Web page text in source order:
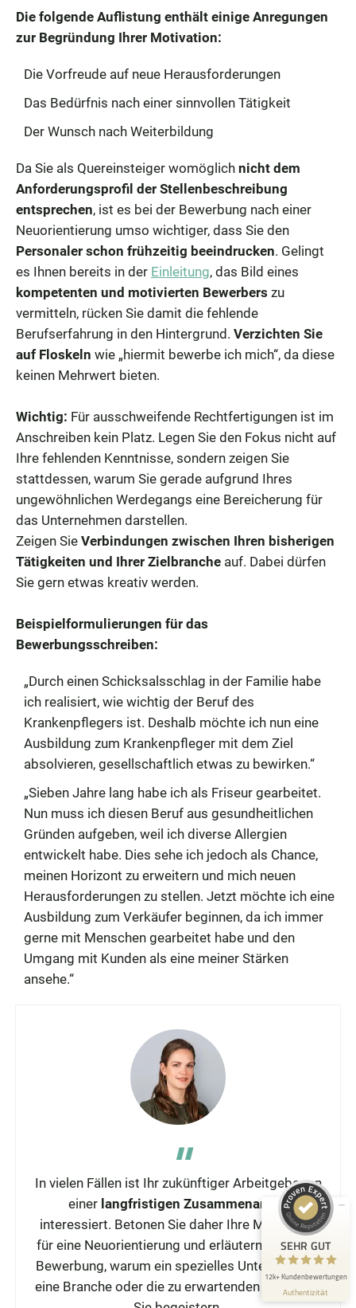
Die folgende Auflistung enthält einige Anregungen
zur Begründung Ihrer Motivation:
Die Vorfreude auf neue Herausforderungen
Das Bedürfnis nach einer sinnvollen Tätigkeit
Der Wunsch nach Weiterbildung
Da Sie als Quereinsteiger womöglich nicht dem
Anforderungsprofil der Stellenbeschreibung
entsprechen, ist es bei der Bewerbung nach einer
Neuorientierung umso wichtiger, dass Sie den
Personaler schon frühzeitig beeindrucken. Gelingt
es Ihnen bereits in der Einleitung, das Bild eines
kompetenten und motivierten Bewerbers zu
vermitteln, rücken Sie damit die fehlende
Berufserfahrung in den Hintergrund. Verzichten Sie
auf Floskeln wie „hiermit bewerbe ich mich“, da diese
keinen Mehrwert bieten.
Wichtig: Für ausschweifende Rechtfertigungen ist im
Anschreiben kein Platz. Legen Sie den Fokus nicht auf
Ihre fehlenden Kenntnisse, sondern zeigen Sie
stattdessen, warum Sie gerade aufgrund Ihres
ungewöhnlichen Werdegangs eine Bereicherung für
das Unternehmen darstellen.
Zeigen Sie Verbindungen zwischen Ihren bisherigen
Tätigkeiten und Ihrer Zielbranche auf. Dabei dürfen
Sie gern etwas kreativ werden.
Beispielformulierungen für das
Bewerbungsschreiben:
„Durch einen Schicksalsschlag in der Familie habe
ich realisiert, wie wichtig der Beruf des
Krankenpflegers ist. Deshalb möchte ich nun eine
Ausbildung zum Krankenpfleger mit dem Ziel
absolvieren, gesellschaftlich etwas zu bewirken.“
„Sieben Jahre lang habe ich als Friseur gearbeitet.
Nun muss ich diesen Beruf aus gesundheitlichen
Gründen aufgeben, weil ich diverse Allergien
entwickelt habe. Dies sehe ich jedoch als Chance,
meinen Horizont zu erweitern und mich neuen
Herausforderungen zu stellen. Jetzt möchte ich eine
Ausbildung zum Verkäufer beginnen, da ich immer
gerne mit Menschen gearbeitet habe und den
Umgang mit Kunden als eine meiner Stärken
ansehe.“
In vielen Fällen ist Ihr zukünftiger Arbeitgeber an
einer langfristigen Zusammenarbeit
interessiert. Betonen Sie daher Ihre Motivation
für eine Neuorientierung und erläutern Sie in der
Bewerbung, warum ein spezielles Unternehmen,
eine Branche oder die zu erwartenden Aufgaben
SEHR GUT
12k+ Kundenbewertungen
Authentizität
Kundenbewertungen und Erfahrungen zu
Die Bewerbungsschreiber
2.428
Bewertungen auf
ProvenExpert.com
10k+
Bewertungen von 3
anderen Quellen
Blick aufs ProvenExpert-Profil werfen
4.8.2026